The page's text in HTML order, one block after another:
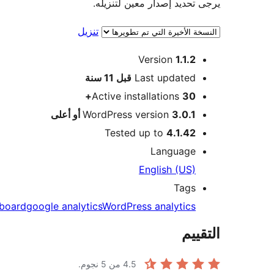
يرجى تحديد إصدار معين لتنزيله.
تنزيل
ميتا
Meta
Version 1.1.2
Last updated قبل 11 سنة
Active installations 30+
WordPress version 3.0.1 أو أعلى
Tested up to 4.1.42
Language
English (US)
Tags
google analyticsWordPress analytics
التقييم
4.5 من 5 نجوم.